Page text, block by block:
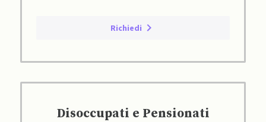
Richiedi
Disoccupati e Pensionati